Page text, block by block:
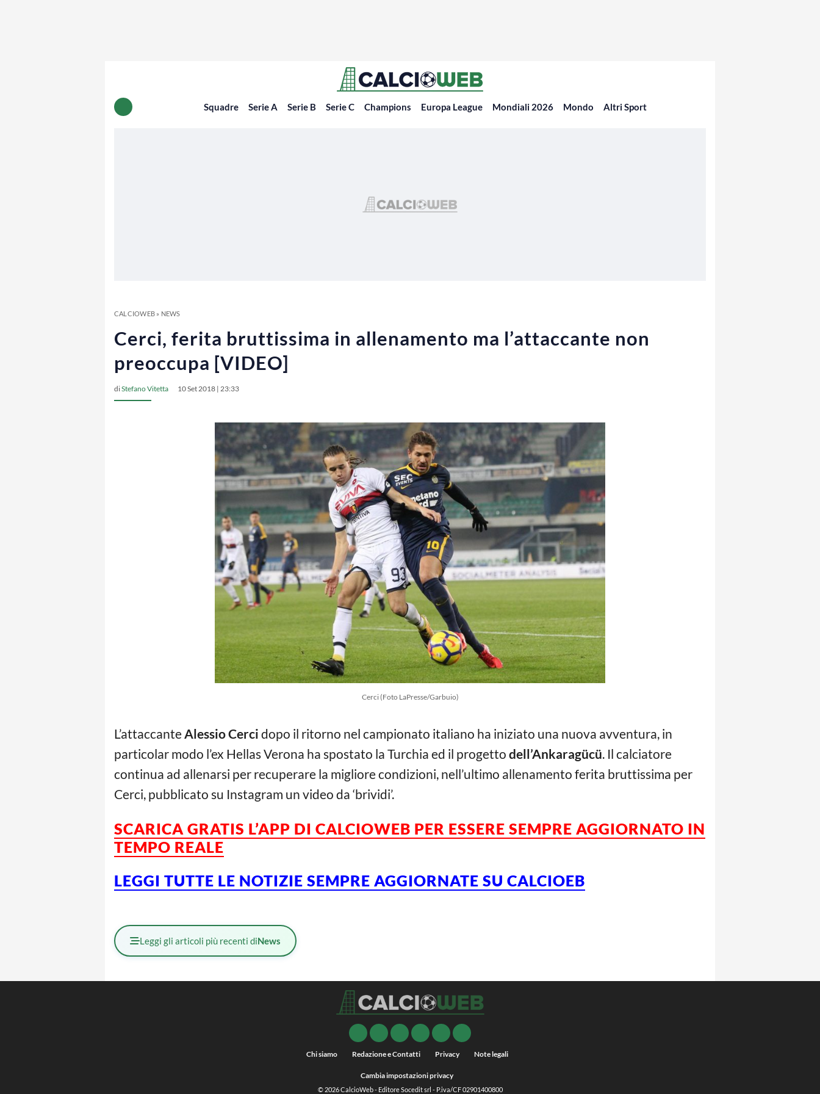
Squadre Serie A Serie B Serie C Champions Europa League Mondiali 2026 Mondo Altri Sport
CALCIOWEB» NEWS
Cerci, ferita bruttissima in allenamento ma l’attaccante non
preoccupa [VIDEO]
diStefano Vitetta 10 Set 2018 | 23:33
Cerci (Foto LaPresse/Garbuio)
L’attaccanteAlessio Cerci dopo il ritorno nel campionato italiano ha iniziato una nuova avventura, in
particolar modo l’ex Hellas Verona ha spostato la Turchia ed il progetto dell’Ankaragücü. Il calciatore
continua ad allenarsi per recuperare la migliore condizioni, nell’ultimo allenamento ferita bruttissima per
Cerci, pubblicato su Instagram un video da ‘brividi’.
SCARICA GRATIS L’APP DI CALCIOWEB PER ESSERE SEMPRE AGGIORNATO IN
TEMPO REALE
LEGGI TUTTE LE NOTIZIE SEMPRE AGGIORNATE SU CALCIOEB
Leggi gli articoli più recenti diNews
Chi siamo Redazione e Contatti Privacy Note legali
Cambia impostazioni privacy
© 2026CalcioWeb- Editore Socedit srl - P.iva/CF 02901400800